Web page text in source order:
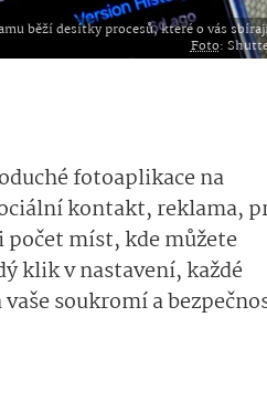
běží desítky procesů, které o vás
Foto:
fotoaplikace na
kontakt, reklama,
míst, kde můžete
klik v nastavení, každé
soukromí a